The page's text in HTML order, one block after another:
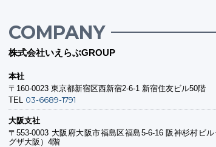
COMPANY
株式会社いえらぶGROUP
本社
〒160-0023 東京都新宿区西新宿2-6-1 新宿住友ビル50階
TEL 03-6689-1791
大阪支社
〒553-0003 大阪府大阪市福島区福島5-6-16 阪神杉村ビ
グザ大阪）4階